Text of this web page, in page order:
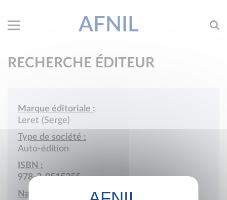
AFNIL
RECHERCHE ÉDITEUR
Marque éditoriale :
Leret (Serge)
Type de société :
Auto-édition
ISBN :
978-2-9515355
Nationalité :